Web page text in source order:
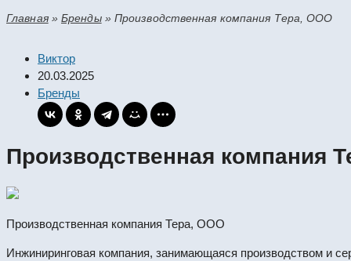
Главная»Бренды» Производственная компания Тера, ООО
Виктор
20.03.2025
Бренды
Производственная компания
Производственная компания Тера, ООО
Инжиниринговая компания, занимающаяся производством и